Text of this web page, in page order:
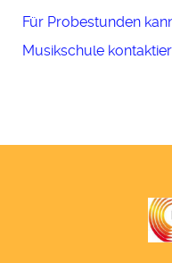
Für Probestunden
Musikschule